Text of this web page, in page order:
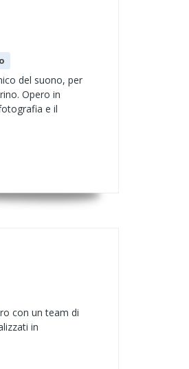
del suono, per
Opero in
e il
con un team di
in